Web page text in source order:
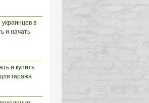
в
и начать
и купить
гаража